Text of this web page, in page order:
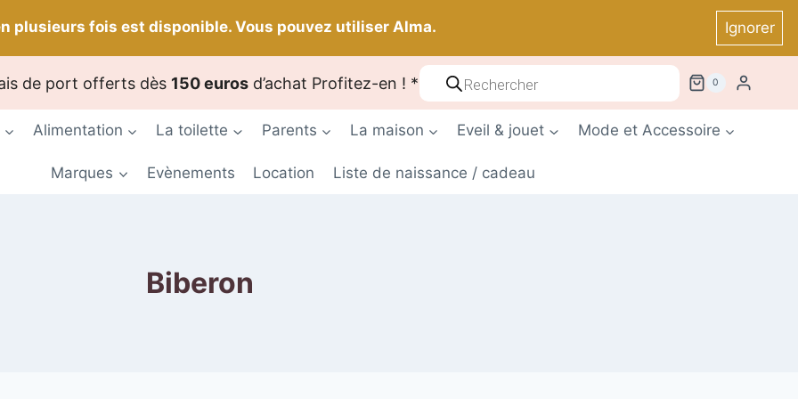
plusieurs fois est disponible. Vous pouvez utiliser Alma. Ignorer
de port offerts dès 150 eurosd’achat Profitez-en ! *
Recherche
produits
0
Alimentation La toilette Parents La maison Eveil & jouet Mode et Accessoire
Marques Evènements Location Liste de naissance / cadeau
Biberon